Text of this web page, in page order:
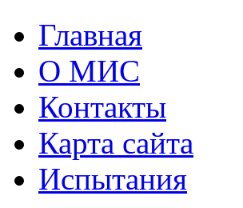
Главная
О МИС
Контакты
Карта сайта
Испытания